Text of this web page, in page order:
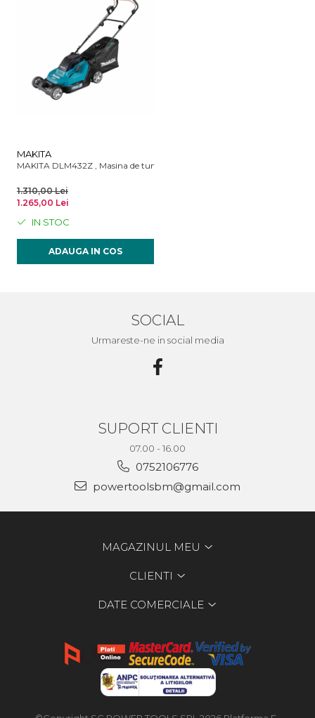
MAKITA
MAKITA DLM432Z , Masina de tuns gazonul, 43 cm - fara acumulator si
1.310,00 Lei
1.265,00 Lei
IN STOC
ADAUGA IN COS
SOCIAL
Urmareste-ne in social media
SUPORT CLIENTI
07.00 - 16.00
0752106776
powertoolsbm@gmail.com
MAGAZINUL MEU
CLIENTI
DATE COMERCIALE